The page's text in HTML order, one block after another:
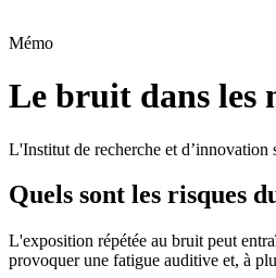
Mémo
Le bruit dans les
​L'Institut de recherche et
Quels sont les risques
L'exposition répétée au bruit peut
provoquer une fatigue auditive et, à